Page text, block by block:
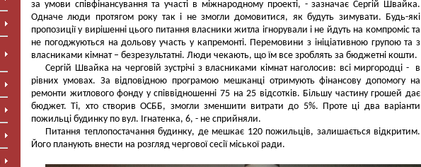
за умови співфінансування та участі в міжнародному проекті, - зазначає Сергій Швайка.
Одначе люди протягом року так і не змогли домовитися, як будуть зимувати. Будь-які
пропозиції у вирішенні цього питання власники житла ігнорували і не йдуть на компроміс та
не погоджуються на дольову участь у капремонті. Перемовини з ініціативною групою та з
власниками кімнат – безрезультатні. Люди чекають, що їм все зроблять за бюджетні кошти.
Сергій Швайка на черговій зустрічі з власниками кімнат наголосив: всі миргородці - в
рівних умовах. За відповідною програмою мешканці отримують фінансову допомогу на
ремонти житлового фонду у співвідношенні 75 на 25 відсотків. Більшу частину грошей дає
бюджет. Ті, хто створив ОСББ, змогли зменшити витрати до 5%. Проте ці два варіанти
пожильці будинку по вул. Ігнатенка, 6, - не сприйняли.
Питання теплопостачання будинку, де мешкає 120 пожильців, залишається відкритим.
Його планують внести на розгляд чергової сесії міської ради.